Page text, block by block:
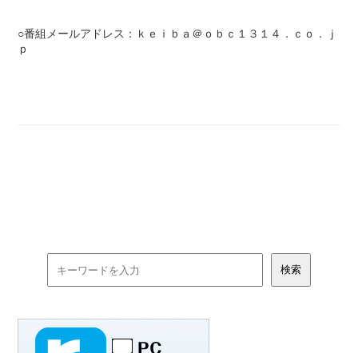
○番組メールアドレス：ｋｅｉｂａ＠ｏｂｃ１３１４．ｃｏ．ｊ
ｐ